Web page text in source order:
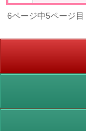
6ページ中5ページ目